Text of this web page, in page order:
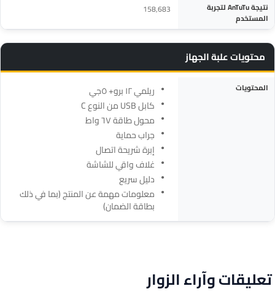
نتيجة AnTuTu لتجربة
المستخدم
158,683
محتويات علبة الجهاز
المواصفة
المحتويات
ريلمي ١٢ برو+ ٥جي
كابل USB من النوع C
محول طاقة ٦٧ واط
جراب حماية
إبرة شريحة اتصال
غلاف واقي للشاشة
دليل سريع
معلومات مهمة عن المنتج (بما في ذلك
بطاقة الضمان)
تعليقات وآراء الزوار